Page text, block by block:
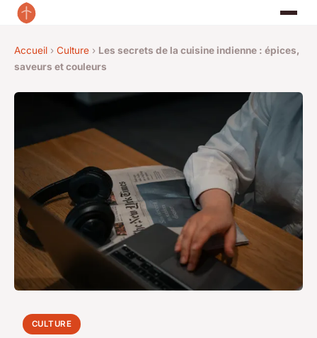
Accueil › Culture › Les secrets de la cuisine indienne : épices,
saveurs et couleurs
CULTURE